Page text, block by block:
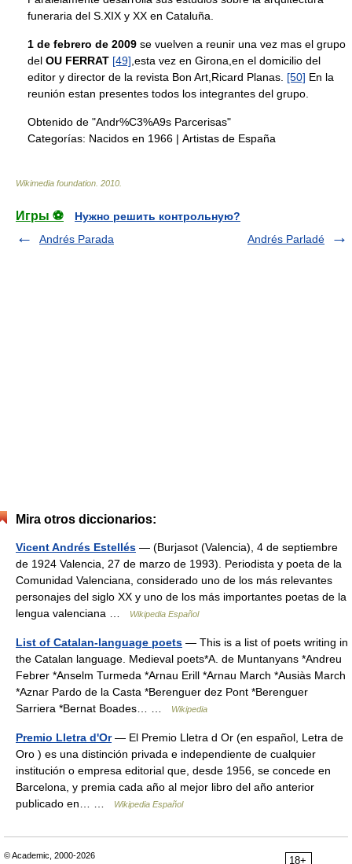
funeraria del S.XIX y XX en Cataluña.
1 de febrero de 2009 se vuelven a reunir una vez mas el grupo
del OU FERRAT [49] ,esta vez en Girona,en el domicilio del
editor y director de la revista Bon Art,Ricard Planas. [50] En la
reunión estan presentes todos los integrantes del grupo.
Obtenido de "Andr%C3%A9s Parcerisas"
Categorías: Nacidos en 1966 | Artistas de España
Wikimedia foundation 2010
Игры ⚽
Нужно решить контрольную?
Andrés Parada
Andrés Parladé
Mira otros diccionarios:
Vicent Andrés Estellés — (Burjasot (Valencia), 4 de septiembre
de 1924 Valencia, 27 de marzo de 1993). Periodista y poeta de la
Comunidad Valenciana, considerado uno de los más relevantes
personajes del siglo XX y uno de los más importantes poetas de la
lengua valenciana …
Wikipedia Español
List of Catalan-language poets — This is a list of poets writing in
the Catalan language. Medieval poets*A. de Muntanyans *Andreu
Febrer *Anselm Turmeda *Arnau Erill *Arnau March *Ausiàs March
*Aznar Pardo de la Casta *Berenguer dez Pont *Berenguer
Sarriera *Bernat Boades… …
Wikipedia
Premio Lletra d'Or— El Premio Lletra d Or (en español, Letra de
Oro ) es una distinción privada e independiente de cualquier
institución o empresa editorial que, desde 1956, se concede en
Barcelona, y premia cada año al mejor libro del año anterior
publicado en… …
Wikipedia Español
18+
© Academic, 2000-2026